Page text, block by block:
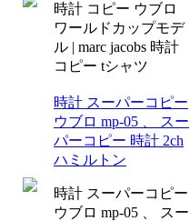
時計 コピー ウブロ
ワールドカップモデ
ル | marc jacobs 時計
コピー tシャツ
時計 スーパーコピー
ウブロ mp-05 、 スー
パーコピー 時計 2ch
ハミルトン
時計 スーパーコピー
ウブロ mp-05 、 スー